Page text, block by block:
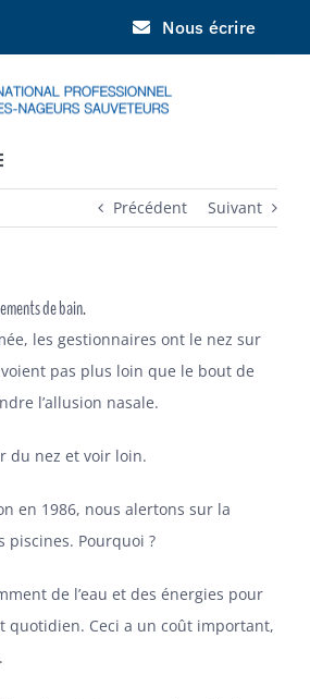
Nous écrire
DOCUMENTATION
Précédent Suivant
de bain.
les gestionnaires ont le nez sur
pas plus loin que le bout de
l’allusion nasale.
du nez et voir loin.
en 1986, nous alertons sur la
piscines. Pourquoi ?
de l’eau et des énergies pour
quotidien. Ceci a un coût important,